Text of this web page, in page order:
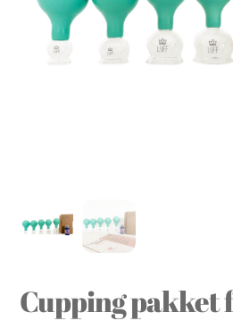
Cupping pakket